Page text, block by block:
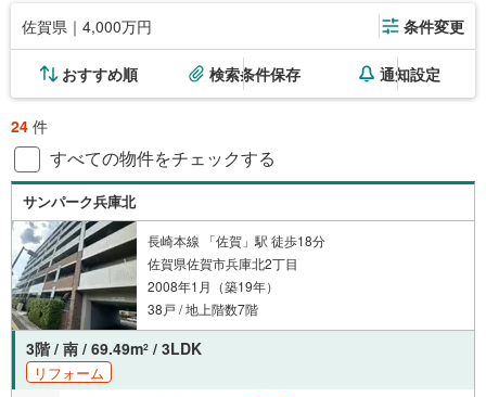
佐賀県｜4,000万円 条件変更
おすすめ順 検索条件保存 通知設定
24 件
すべての物件をチェックする
サンパーク兵庫北
長崎本線 「佐賀」駅 徒歩18分
佐賀県佐賀市兵庫北2丁目
2008年1月（築19年）
38戸 / 地上階数7階
3階 / 南 / 69.49m2 / 3LDK
リフォーム